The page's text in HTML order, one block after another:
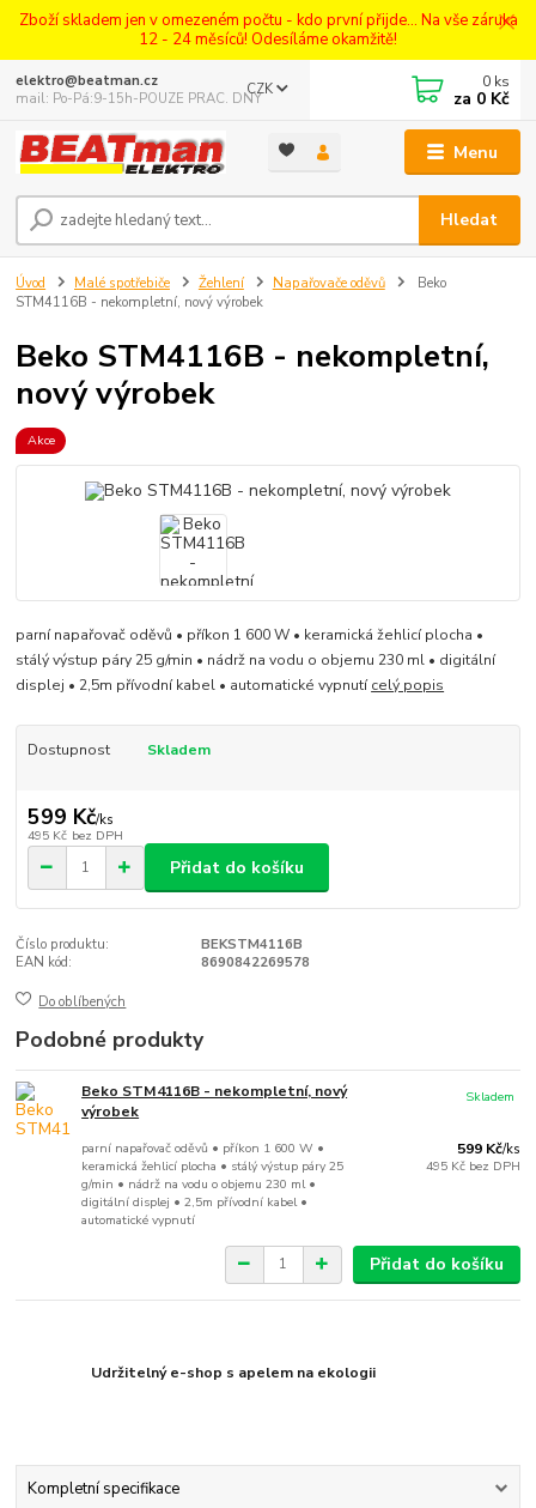
Zboží skladem jen v omezeném počtu - kdo první přijde... Na vše záruka
12 - 24 měsíců! Odesíláme okamžitě!
Menu
CZK
Hledat
elektro@beatman.cz
mail: Po-Pá:9-15h-POUZE PRAC. DNY
0 ks
za 0 Kč
Úvod Malé spotřebiče Žehlení Napařovače oděvů
Beko
STM4116B - nekompletní, nový výrobek
Beko STM4116B - nekompletní,
nový výrobek
Akce
parní napařovač oděvů • příkon 1 600 W • keramická žehlicí plocha •
stálý výstup páry 25 g/min • nádrž na vodu o objemu 230 ml • digitální
displej • 2,5m přívodní kabel • automatické vypnutícelý popis
Dostupnost Skladem
599 Kč/ks
495 Kč bez DPH
Přidat do košíku
Číslo produktu:
BEKSTM4116B
EAN kód:
8690842269578
Do oblíbených
Podobné produkty
Beko STM4116B - nekompletní, nový
výrobek
parní napařovač oděvů • příkon 1 600 W •
keramická žehlicí plocha • stálý výstup páry 25
g/min • nádrž na vodu o objemu 230 ml •
digitální displej • 2,5m přívodní kabel •
automatické vypnutí
599 Kč/ks
495 Kč bez DPH
Skladem
Přidat do košíku
Udržitelný e-shop s apelem na ekologii
Kompletní specifikace